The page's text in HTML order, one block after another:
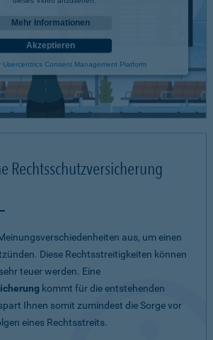
Mehr Informationen
Akzeptieren
Usercentrics Consent Management Platform
Rechtsschutzversicherung
aus, um einen
Diese Rechtsstreitigkeiten können
teuer werden. Eine
kommt für die entstehenden
Ihnen somit zumindest die Sorge vor
eines Rechtsstreits.